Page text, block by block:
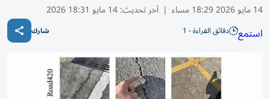
14 مايو 2026 18:29 مساء | آخر تحديث:14 مايو 18:31 2026
استمع دقائق القراءة - 1 شارك